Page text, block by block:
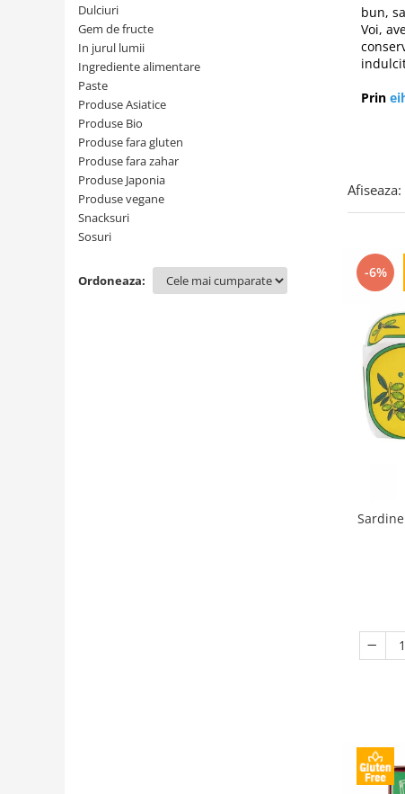
Condimente turcesti
Ghimbir murat la borcan
bun,
Voi,
Prin
Dulciuri
Gem de fructe
In jurul lumii
Ingrediente alimentare
Paste
Produse Asiatice
Produse Bio
Produse fara gluten
Produse fara zahar
Produse Japonia
Produse vegane
Snacksuri
Sosuri
Ordoneaza:
Afiseaza:
-6%